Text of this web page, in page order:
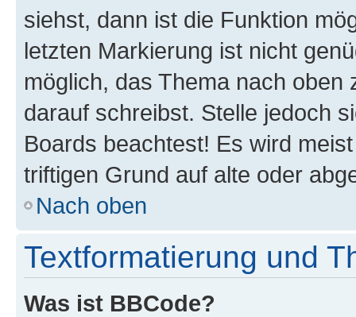
siehst, dann ist die Funktion
letzten Markierung ist nicht
möglich, das Thema nach oben
darauf schreibst. Stelle jedoch
Boards beachtest! Es wird
triftigen Grund auf alte oder
Nach oben
Textformatierung und
Was ist BBCode?